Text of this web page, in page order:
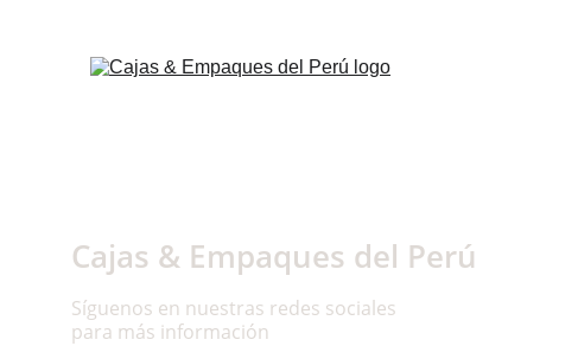
Cajas & Empaques del Perú
Síguenos en nuestras redes sociales
para más información